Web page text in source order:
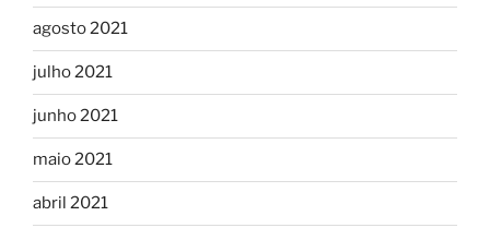
agosto 2021
julho 2021
junho 2021
maio 2021
abril 2021